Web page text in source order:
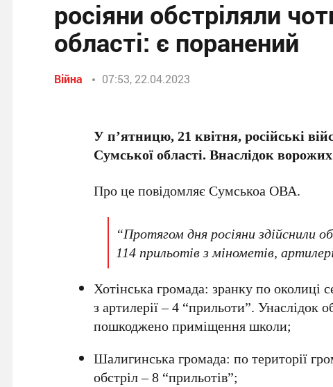
росіяни обстріляли
області: є поранений
Війна 07:53, 22.04.2023
У п’ятницю, 21 квітня, російські
Сумської області. Внаслідок
Про це повідомляє Сумськоа ОВА.
“Протягом дня росіяни здійснили
114 прильотів з мінометів,
Хотінська громада: зранку по околиці
з артилерії – 4 “прильоти”. Унаслідок
пошкоджено приміщення школи;
Шалигинська громада: по території
обстріл – 8 “прильотів”;